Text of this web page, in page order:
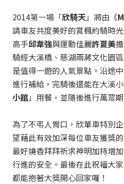
2014第一場「欣騎天」將由《
請車友共度美好的賞楓約騎時
高手邱韋強與運動佳麗許夏美
騎經大溪橋、慈湖兩蔣文化園
是值得一遊的人氣景點。沿途
進行補給，完騎後還能在大溪
小館」用餐，並隨後進行萬眾
為了不弔人胃口，欣單車特別
望藉此有效加深每位車友獲獎
最好燒香拜拜祈求神明加持增
行進的安全。最後在此祝福大
都能抱著大獎開心回家囉！